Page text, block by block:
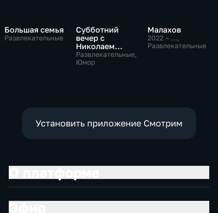
Большая семья
Развлекательные
Субботний
вечер с
Николаем
Басковым
Развлекательные,
Юмор
Малахов
2022 – …,
Развлекательные
Установить приложение Смотрим